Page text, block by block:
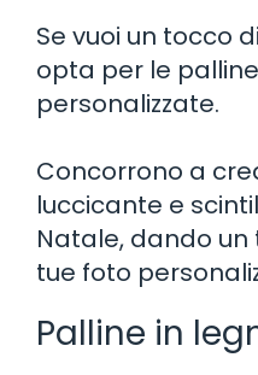
Se vuoi un tocco
opta per le
personalizzate.
Concorrono a
luccicante e
Natale, dando
tue foto
Palline in